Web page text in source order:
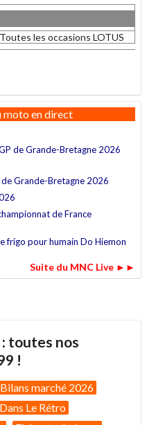
Toutes les occasions LOTUS
en direct
de Grande-Bretagne 2026
Grande-Bretagne 2026
de France
frigo pour humain Do Hiemon
Suite du MNC Live ►►
toutes nos
!
Bilans marché 2026
Dans Le Rétro